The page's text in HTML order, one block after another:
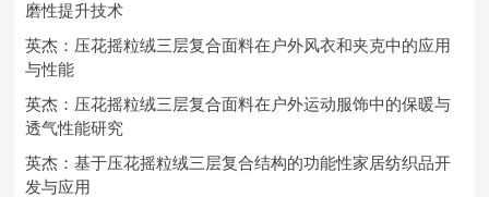
磨性提升技术
英杰：压花摇粒绒三层复合面料在户外风衣和夹克中的应用
与性能
英杰：压花摇粒绒三层复合面料在户外运动服饰中的保暖与
透气性能研究
英杰：基于压花摇粒绒三层复合结构的功能性家居纺织品开
发与应用